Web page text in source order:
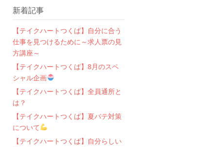
新着記事
【テイクハートつくば】自分に合う
仕事を見つけるために～求人票の見
方講座～
【テイクハートつくば】8月のスペ
シャル企画
【テイクハートつくば】全員通所と
は？
【テイクハートつくば】夏バテ対策
について
【テイクハートつくば】自分らしい